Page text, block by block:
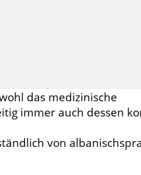
das medizinische
immer auch dessen
von